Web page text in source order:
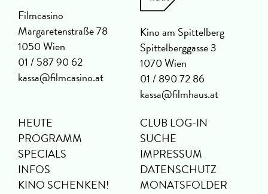
Filmcasino
Margaretenstraße 78
1050 Wien
01 / 587 90 62
kassa@filmcasino.at
Kino am Spittelberg
Spittelberggasse 3
1070 Wien
01 / 890 72 86
kassa@filmhaus.at
HEUTE
PROGRAMM
SPECIALS
INFOS
KINO SCHENKEN!
CLUB LOG-IN
SUCHE
IMPRESSUM
DATENSCHUTZ
MONATSFOLDER